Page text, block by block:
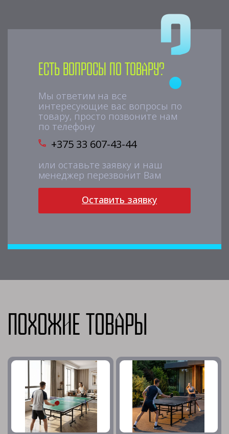
Есть вопросы по товару?
Мы ответим на все
интересующие вас вопросы по
товару, просто позвоните нам
по телефону
+375 33 607-43-44
или оставьте заявку и наш
менеджер перезвонит Вам
Оставить заявку
Похожие товары